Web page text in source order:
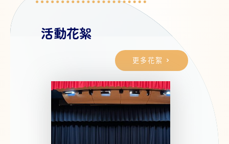
活動花絮
更多花絮 >